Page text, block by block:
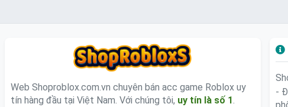
Web Shoproblox.com.vn chuyên bán acc game Roblox uy
tín hàng đầu tại Việt Nam. Với chúng tôi, uy tín là số 1.
-